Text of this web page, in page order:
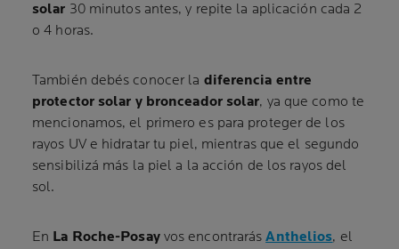
solar 30 minutos antes, y repite la aplicación cada 2
o 4 horas.
También debés conocer la diferencia entre
protector solar y bronceador solar, ya que como te
mencionamos, el primero es para proteger de los
rayos UV e hidratar tu piel, mientras que el segundo
sensibilizá más la piel a la acción de los rayos del
sol.
En La Roche-Posayvos encontrarásAnthelios, el